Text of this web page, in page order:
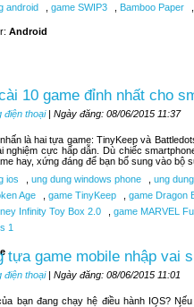
android game SWIP3 Bamboo Paper
Android
10 game đỉnh nhất cho
điện thoại| Ngày đăng: 08/06/2015 11:37
là hai tựa game: TinyKeep và
nghiệm cực hấp dẫn. Dù chiếc
hay, xứng đáng để bạn bổ sung vào bộ
ios ung dung windows phone
ung
Age
game TinyKeep
game Dragon
Infinity Toy Box 2.0
game MARVEL
1
tựa game mobile nhập vai
điện thoại| Ngày đăng: 08/06/2015 11:01
bạn đang chạy hệ điều hành IOS?